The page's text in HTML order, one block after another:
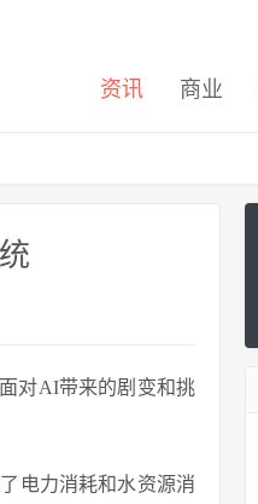
资讯 商业
对AI带来的剧变和挑
电力消耗和水资源消